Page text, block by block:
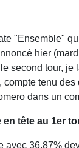
"Ensemble"
hier
second tour,
tenu
dans un
en tête au 1er
36,87%